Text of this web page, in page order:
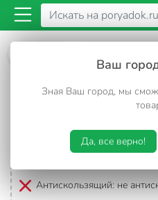
Ваш
Зная Ваш город, мы
Да, все верно!
Антискользящий: не